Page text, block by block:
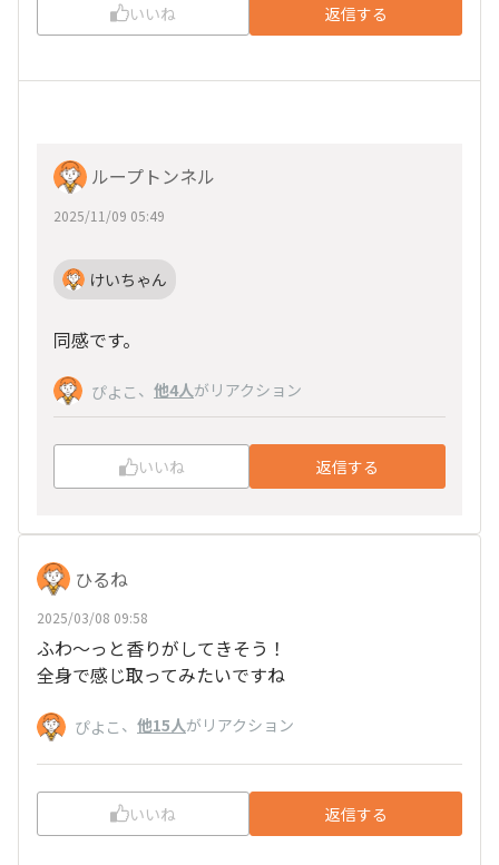
いいね 返信する
ループトンネル
2025/11/09 05:49
けいちゃん
同感です。
ぴよこ 、 他4人がリアクション
いいね 返信する
ひるね
2025/03/08 09:58
ふわ～っと香りがしてきそう！
全身で感じ取ってみたいですね
ぴよこ 、 他15人がリアクション
いいね 返信する